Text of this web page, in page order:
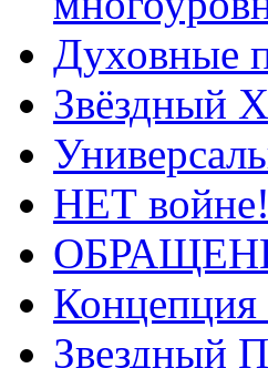
Духовные
Звёздный
НЕТ
Звездный